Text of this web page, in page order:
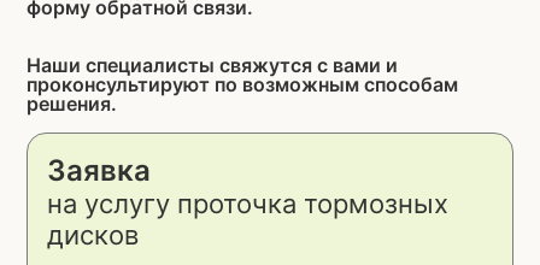
Заявка
на услугу проточка тормозных
дисков
форму обратной связи.
Наши специалисты свяжутся с вами и
проконсультируют по возможным способам
решения.